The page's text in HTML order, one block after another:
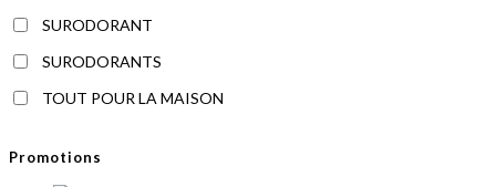
SURODORANT
SURODORANTS
TOUT POUR LA MAISON
Promotions